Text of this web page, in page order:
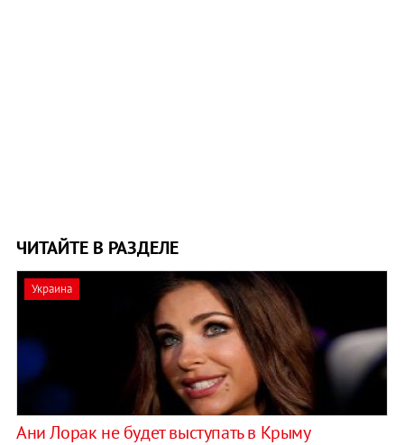
ЧИТАЙТЕ В РАЗДЕЛЕ
Украина
Ани Лорак не будет выступать в Крыму